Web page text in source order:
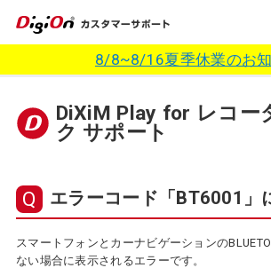
8/8~8/16夏季休業のお
DiXiM Play for レコー
ク サポート
エラーコード「BT6001」
スマートフォンとカーナビゲーションの
ない場合に表示されるエラーです。